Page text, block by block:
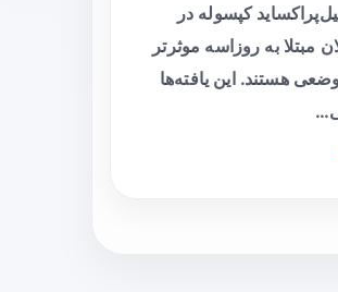
کپسوله در
مبتلا به روزاسه موثرتر
هستند. این یافته‌ها